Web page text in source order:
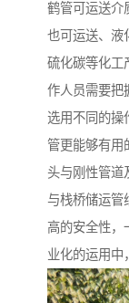
鹤管可运送介
也可运送、液
硫化碳等化工
作人员需要把
选用不同的操
管更能够有用
头与刚性管道
与栈桥储运管
高的安全性，
业化的运用中